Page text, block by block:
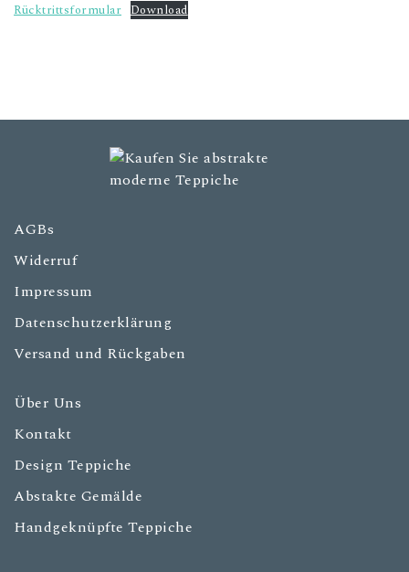
Rücktrittsformular Download
AGBs
Widerruf
Impressum
Datenschutzerklärung
Versand und Rückgaben
Über Uns
Kontakt
Design Teppiche
Abstakte Gemälde
Handgeknüpfte Teppiche